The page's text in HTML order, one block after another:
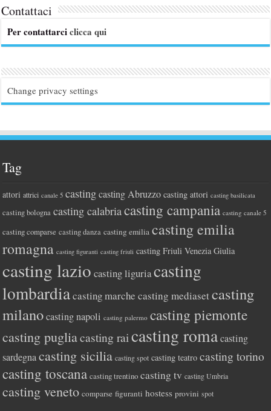
Contattaci
Per contattarciclicca qui
Change privacy settings
Tag
attori attrici canale 5 casting casting Abruzzo casting attori casting basilicata
casting bologna casting calabriacasting campania casting canale 5
casting comparse casting danza casting emilia casting emilia
romagna casting figuranti casting friuli casting Friuli Venezia Giulia
casting lazio casting liguriacasting
lombardiacasting marche casting mediasetcasting
milano casting napoli casting palermo casting piemonte
casting pugliacasting rai casting roma casting
sardegna casting sicilia casting spot casting teatro casting torino
casting toscana casting trentino casting tv casting Umbria
casting veneto comparse figuranti hostess provini spot